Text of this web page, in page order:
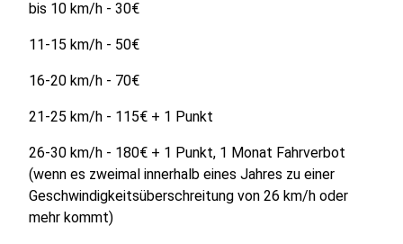
bis 10 km/h - 30€
11-15 km/h - 50€
16-20 km/h - 70€
21-25 km/h - 115€ + 1 Punkt
26-30 km/h - 180€ + 1 Punkt, 1 Monat Fahrverbot
(wenn es zweimal innerhalb eines Jahres zu einer
Geschwindigkeitsüberschreitung von 26 km/h oder
mehr kommt)